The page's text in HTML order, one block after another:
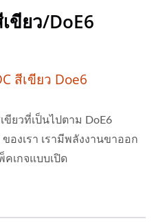
ขียว/DoE6
สีเขียว Doe6
ขียวที่เป็นไปตาม DoE6
งเรา เรามีพลังงานขาออก
เกจแบบเปิด